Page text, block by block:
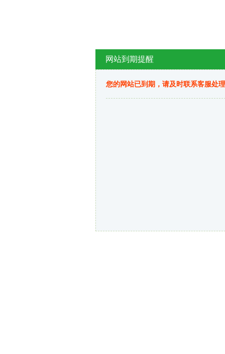
网站到期提醒
您的网站已到期，请及时联系客服处理